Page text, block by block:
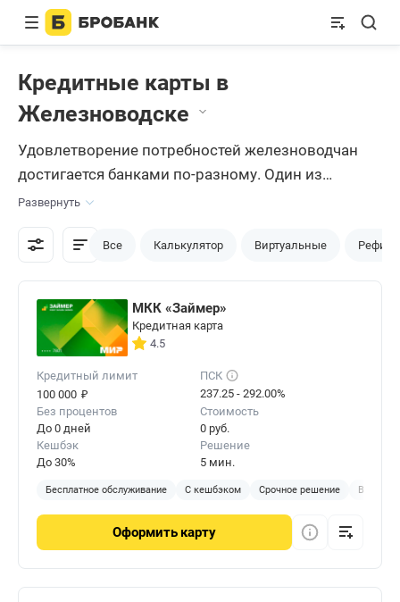
Кредитные карты в
Железноводске
Удовлетворение потребностей железноводчан
достигается банками по-разному. Один из
вариантов — разделение условий, специально
под отдельные категории соискателей. Хорошие
результаты достигаются при взаимодействии с
лучшиекредитные карты
Развернуть
Все Калькулятор Виртуальные
МКК «Займер»
Кредитная карта
4.5
Кредитный лимит
100 000 ₽
ПСК
237.25 - 292.00%
Без процентов
До 0 дней
Стоимость
0 руб.
Кешбэк
До 30%
Решение
5 мин.
Бесплатное обслуживание С кешбэком Срочное решение
Оформить карту